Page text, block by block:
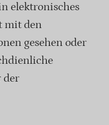
elektronisches
mit den
gesehen oder
der